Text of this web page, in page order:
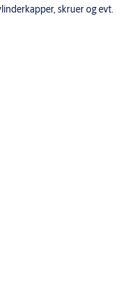
skruer og evt.